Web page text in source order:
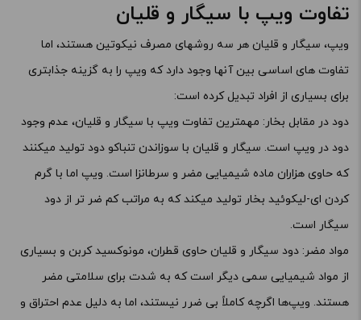
تفاوت ویپ با سیگار و قلیان
ویپ، سیگار و قلیان هر سه روشهای مصرف نیکوتین هستند، اما
تفاوت های اساسی بین آنها وجود دارد که ویپ را به گزینه جذابتری
برای بسیاری از افراد تبدیل کرده است:
دود در مقابل بخار: مهمترین تفاوت ویپ با سیگار و قلیان، عدم وجود
دود در ویپ است. سیگار و قلیان با سوزاندن تنباکو دود تولید میکنند
که حاوی هزاران ماده شیمیایی مضر و سرطانزا است. ویپ اما با گرم
کردن ای-لیکوئید بخار تولید میکند که به مراتب کم ضر تر از دود
سیگار است.
مواد مضر: دود سیگار و قلیان حاوی قطران، مونوکسید کربن و بسیاری
از مواد شیمیایی سمی دیگر است که به شدت برای سلامتی مضر
هستند. ویپ‌ها اگرچه کاملاً بی ضرر نیستند، اما به دلیل عدم احتراق و